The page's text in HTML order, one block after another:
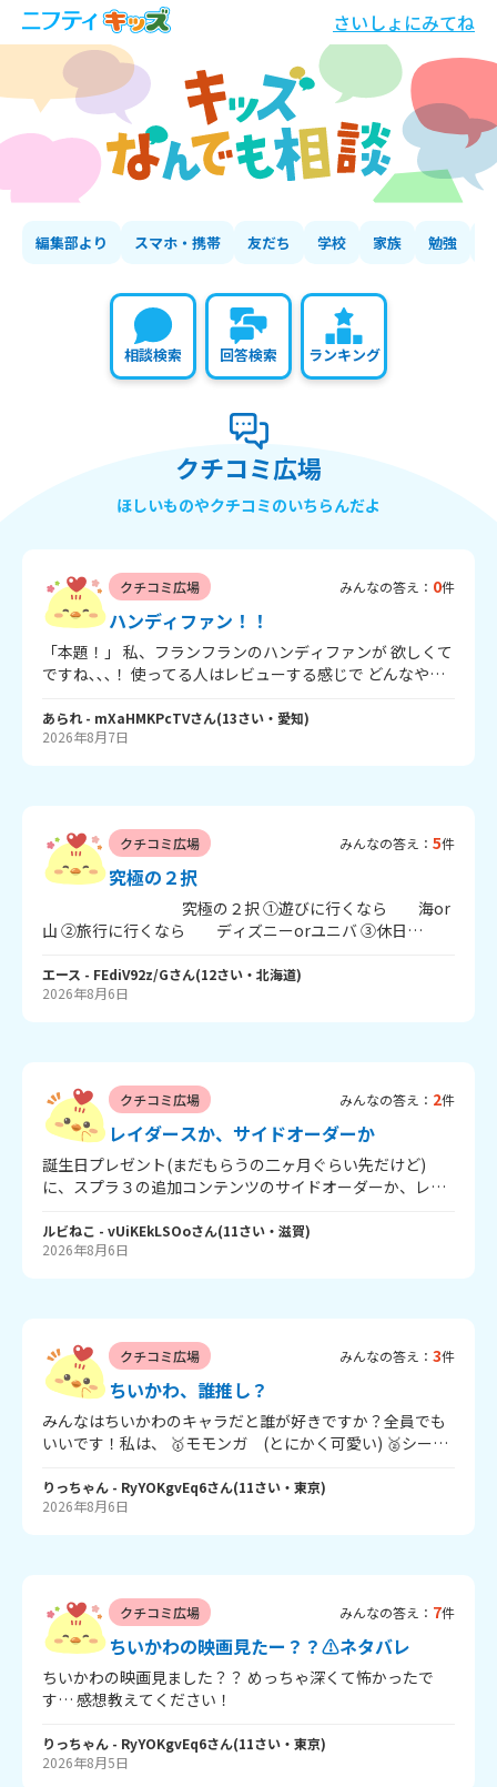
さいしょにみてね
編集部より スマホ・携帯 友だち 学校 家族 勉強
相談検索 回答検索 ランキング
の相談いちらん
クチコミ広場
ほしいものやクチコミのいちらんだよ
クチコミ広場 みんなの答え： 0件
ハンディファン！！
「本題！」 私、フランフランのハンディファンが 欲しくて
ですね､､､！ 使ってる人はレビューする感じで どんなやつ
ルキルト？の うるちゅるのやつと！ シルバーのウェーブの
やつ！ どっちがいいかな？ あと、親に買ってもらいたいん
いろいろ質問多いけど、出来るのだけでもいいから答えて
欲しい🙇‍♀️ たくさんの回答待ってまーす💫
あられ- mXaHMKPcTVさん(13さい・ 愛知)
2026年8月7日
クチコミ広場 みんなの答え： 5件
究極の２択
究極の２択 ①遊びに行くなら 海or
山 ②旅行に行くなら ディズニーorユニバ ③休日
は たけのこの里orきのこの山 ⑤どっちに行きた
い 北海道or沖縄 それでは Good bye
エース - FEdiV92z/Gさん(12さい・ 北海道)
2026年8月6日
クチコミ広場 みんなの答え： 2件
レイダースか、サイドオーダーか
誕生日プレゼント(まだもらうの二ヶ月ぐらい先だけど)
に、スプラ３の追加コンテンツのサイドオーダーか、レイ
どれか一つでもいいからクチコミおねがいします！ どれ
がいいかな～？
ルビねこ - vUiKEkLSOoさん(11さい・ 滋賀)
2026年8月6日
クチコミ広場 みんなの答え： 3件
ちいかわ、誰推し？
みんなはちいかわのキャラだと誰が好きですか？全員でも
いいです！私は、 🥇モモンガ (とにかく可愛い) 🥈シーサ
ところでちいかわの映画見ました？私は見ました！ネタバ
レにならない程度で感想教えてください！ (8月8日からボ
りっちゃん - RyYOKgvEq6さん(11さい・ 東京)
2026年8月6日
クチコミ広場 みんなの答え： 7件
ちいかわの映画見たー？？⚠️ネタバレ
ちいかわの映画見ました？？ めっちゃ深くて怖かったで
す… 感想教えてください！
りっちゃん - RyYOKgvEq6さん(11さい・ 東京)
2026年8月5日